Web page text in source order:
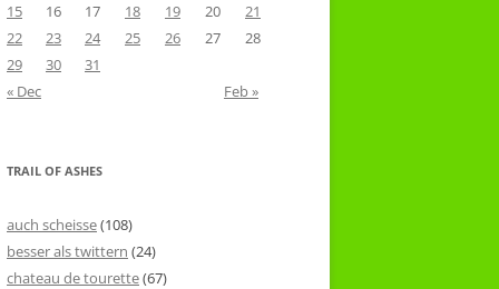
15
16 17 18 19 20
21
22
23 24 25 26 27
28
29
30
31
« Dec
Feb »
TRAIL OF ASHES
auch scheisse(108)
besser als twittern (24)
chateau de tourette(67)